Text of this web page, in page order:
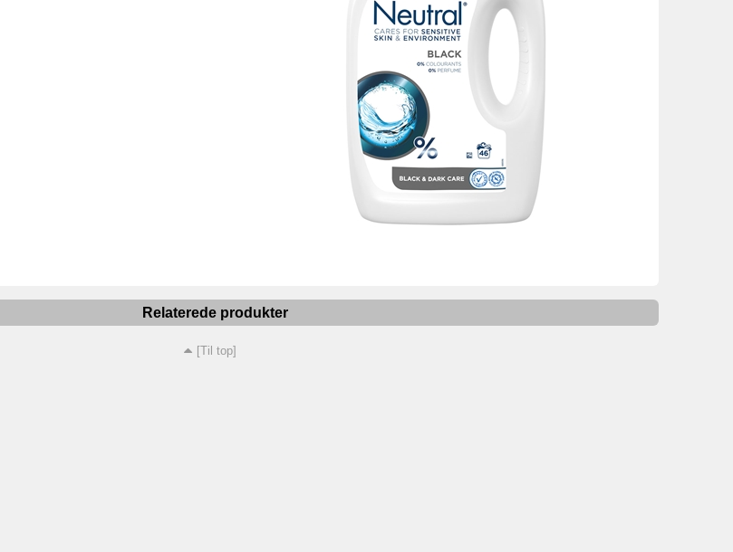
Relaterede produkter
[Til top]